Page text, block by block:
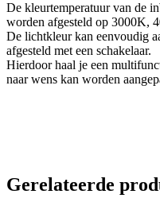
De kleurtemperatuur van de
worden afgesteld op 3000K,
De lichtkleur kan eenvoudig
afgesteld met een schakelaar.
Hierdoor haal je een
naar wens kan worden
Gerelateerde